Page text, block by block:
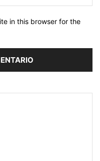
in this browser for the